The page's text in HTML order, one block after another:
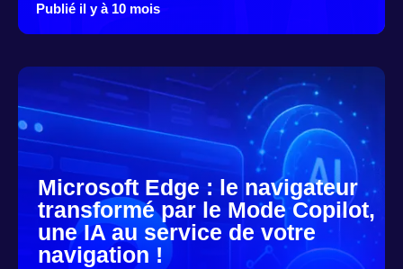
Publié il y à 10 mois
Microsoft Edge : le navigateur
transformé par le Mode Copilot,
une IA au service de votre
navigation !